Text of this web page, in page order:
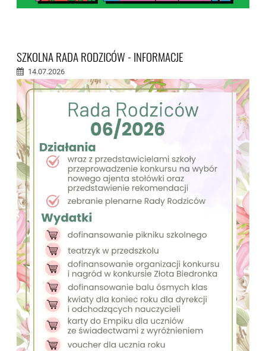
SZKOLNA RADA RODZICÓW - INFORMACJE
14.07.2026